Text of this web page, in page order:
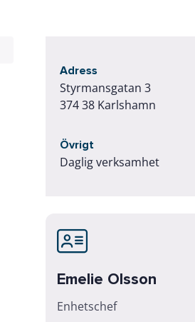
Adress
Styrmansgatan 3
374 38 Karlshamn
Övrigt
Daglig verksamhet
Emelie Olsson
Enhetschef